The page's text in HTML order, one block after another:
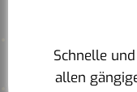
Schnelle
allen